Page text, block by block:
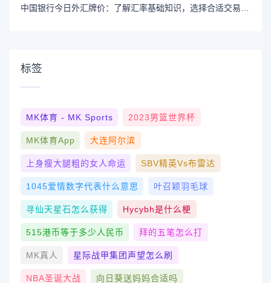
中国银行今日外汇牌价：了解汇率基础知识，选择合适交易时机
标签
MK体育 - MK Sports 2023男篮世界杯
MK体育App 大连阿尔滨
上身瘦大腿粗的女人命运 SBV精英vs布雷达
1045爱情数字代表什么意思 叶召颖羽毛球
寻仙天星石怎么获得 Hycybh是什么梗
515港币等于多少人民币 拜的五笔怎么打
MK真人 星际战甲集团声望怎么刷
NBA圣诞大战 向日葵送妈妈合适吗